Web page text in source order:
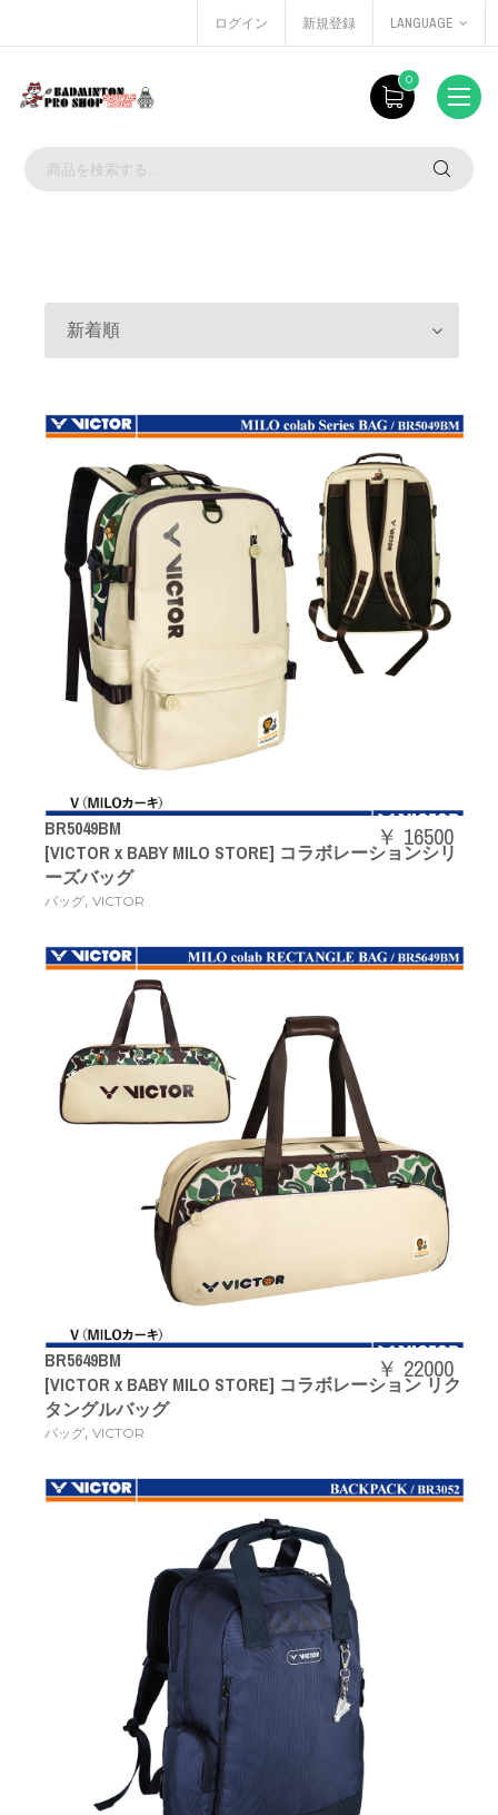
ログイン 新規登録 LANGUAGE
0
新着順
BR5049BM
[VICTOR x BABY MILO STORE] コラボレーションシリ
ーズバッグ
バッグ, VICTOR
￥ 16500
BR5649BM
[VICTOR x BABY MILO STORE] コラボレーション リク
タングルバッグ
バッグ, VICTOR
￥ 22000